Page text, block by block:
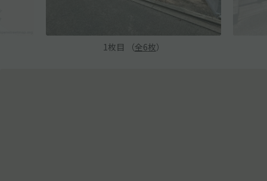
1 枚目 （全6枚）